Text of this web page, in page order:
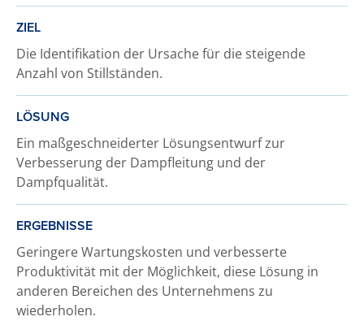
ZIEL
Die Identifikation der Ursache für die steigende
Anzahl von Stillständen.
LÖSUNG
Ein maßgeschneiderter Lösungsentwurf zur
Verbesserung der Dampfleitung und der
Dampfqualität.
ERGEBNISSE
Geringere Wartungskosten und verbesserte
Produktivität mit der Möglichkeit, diese Lösung in
anderen Bereichen des Unternehmens zu
wiederholen.